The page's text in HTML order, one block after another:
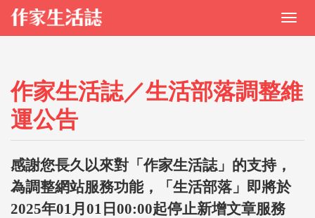
作家生活誌／生活部落調整維
運公告
感謝您長久以來對「作家生活誌」的支持，
為調整網站服務功能，「生活部落」即將於
2025年01月01日00:00起停止新增文章服務